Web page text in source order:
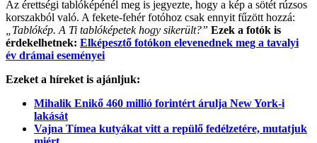
Az érettségi tablóképénél meg is jegyezte, hogy a kép a sötét rúzsos
korszakból való. A fekete-fehér fotóhoz csak ennyit fűzött hozzá:
„Tablókép. A Ti tablóképetek hogy sikerült?” Ezek a fotók is
érdekelhetnek: Elképesztő fotókon elevenednek meg a tavalyi
év drámai eseményei
Ezeket a híreket is ajánljuk:
Mihalik Enikő 460 millió forintért árulja New York-i
lakását
Vajna Tímea kutyákat vitt a repülő fedélzetére, mutatjuk